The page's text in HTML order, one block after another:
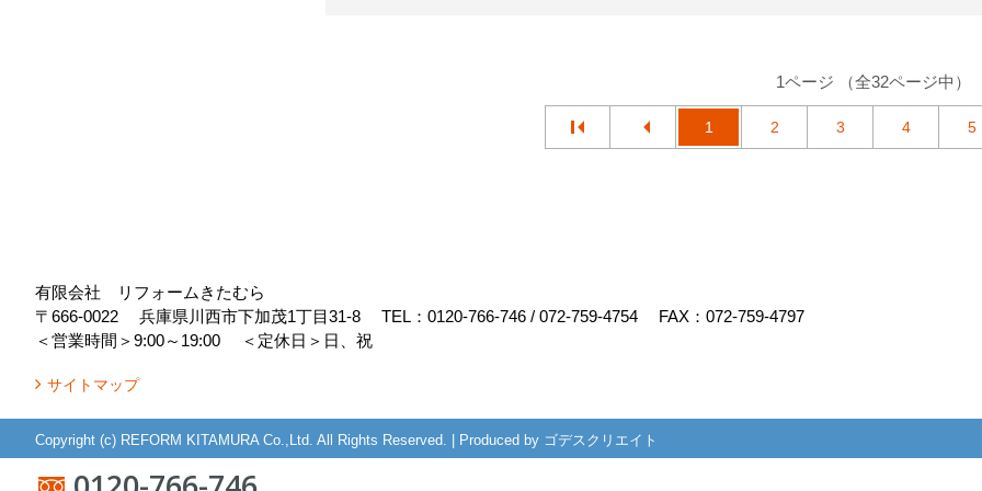
1ページ （全32ページ中）
1 2 3 4 5
有限会社 リフォームきたむら
〒666-0022
兵庫県川西市下加茂1丁目31-8 TEL： 0120-766-746 / 072-759-4754
FAX：072-759-4797
＜営業時間＞9:00～19:00
＜定休日＞日、祝
サイトマップ
Copyright (c) REFORM KITAMURA Co.,Ltd. All Rights Reserved. | Produced by ゴデスクリエイト